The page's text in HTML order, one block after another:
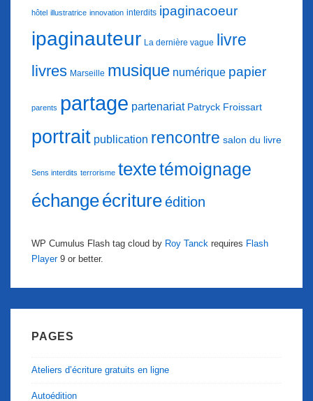
hôtel illustratrice innovation interdits ipaginacoeur
ipaginauteur La dernière vague livre
livres Marseille musique numérique papier
parents partage partenariat Patryck Froissart
portrait publication rencontre salon du livre
Sens interdits terrorisme textetémoignage
échangeécritureédition
WP Cumulus Flash tag cloud by Roy Tanck requires Flash
Player9 or better.
PAGES
Ateliers d’écriture gratuits en ligne
Autoédition